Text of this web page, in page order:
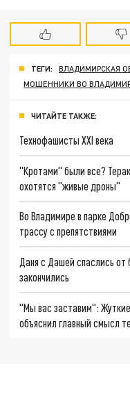
ТЕГИ:
ВЛАДИМИРСКАЯ
МОШЕННИКИ ВО
ЧИТАЙТЕ ТАКЖЕ:
Технофашисты XXI века
"Кротами" были все?
охотятся "живые дроны"
Во Владимире в парке
трассу с препятствиями
Даня с Дашей спаслись
закончились
"Мы вас заставим":
объяснил главный смысл